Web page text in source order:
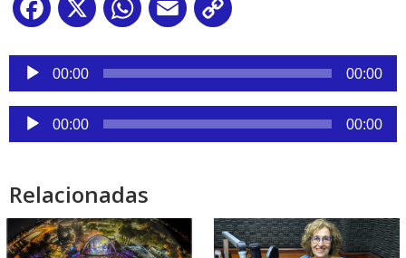
Facebook
X WhatsApp
Email
Reproductor
audio
00:00 00:00
Reproductor
de
00:00 00:00
Relacionadas